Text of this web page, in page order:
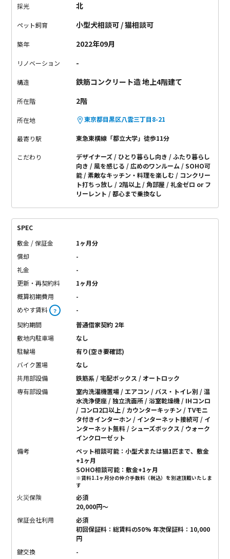
採光 北
ペット飼育 小型犬相談可 / 猫相談可
築年 2022年09月
リノベーション -
構造 鉄筋コンクリート造 地上4階建て
所在階 2階
所在地 東京都目黒区八雲三丁目8-21
最寄り駅 東急東横線「都立大学」徒歩11分
こだわり デザイナーズ ひとり暮らし向き
ふたり暮らし
向き
風を感じる 広めのワンルーム
SOHO可
能
素敵なキッチン・料理を楽しむ
コンクリー
ト打ちっ放し
2階以上 角部屋
礼金ゼロ or フ
リーレント
都心まで乗換なし
SPEC
敷金 / 保証金
1ヶ月分
償却
-
礼金
-
更新・再契約料
1ヶ月分
概算初期費用
-
めやす賃料 ？
-
契約期間
普通借家契約 2年
敷地内駐車場
なし
駐輪場
有り(空き要確認)
バイク置場
なし
共用部設備
鉄筋系 / 宅配ボックス / オートロック
専有部設備
室内洗濯機置場 / エアコン / バス・トイレ別 / 温
水洗浄便座 / 独立洗面所 / 浴室乾燥機 / IHコンロ
/ コンロ2口以上 / カウンターキッチン / TVモニ
タ付きインターホン / インターネット接続可 / イ
ンターネット無料 / シューズボックス / ウォーク
インクローゼット
備考
ペット相談可能：小型犬または猫1匹まで、敷金
+1ヶ月
SOHO相談可能：敷金+1ヶ月
※賃料1.1ヶ月分の仲介手数料（税込）を別途頂戴いたしま
す
火災保険
必須
20,000円〜
保証会社利用
必須
初回保証料：総賃料の50% 年次保証料：10,000
円
鍵交換
-